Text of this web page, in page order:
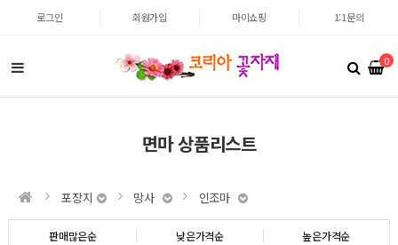
로그인 회원가입 마이쇼핑 1:1문의
0
면마 상품리스트
포장지 망사 인조마
판매많은순 낮은가격순 높은가격순